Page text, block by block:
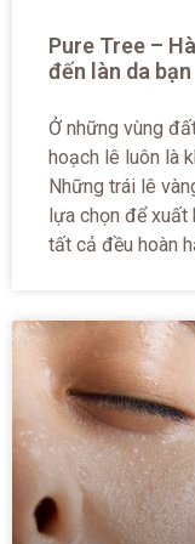
Pure Tree –
đến làn da bạn
Ở những vùng
hoạch lê luôn là
Những trái lê
lựa chọn để xuất
tất cả đều hoàn